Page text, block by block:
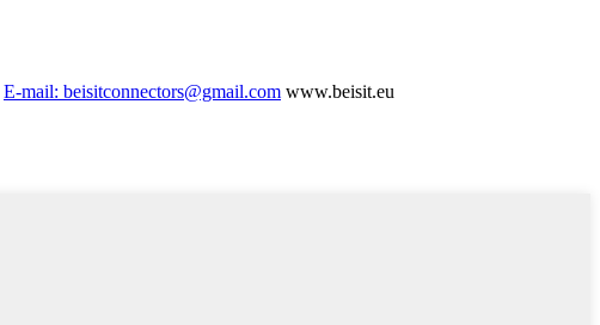
E-mail: beisitconnectors@gmail.com www.beisit.eu